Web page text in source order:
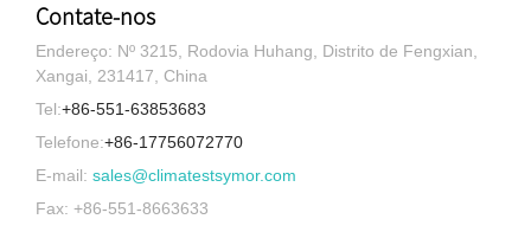
Contate-nos
Endereço: Nº 3215, Rodovia Huhang, Distrito de Fengxian,
Xangai, 231417, China
Tel:+86-551-63853683
Telefone:+86-17756072770
E-mail: sales@climatestsymor.com
Fax: +86-551-8663633